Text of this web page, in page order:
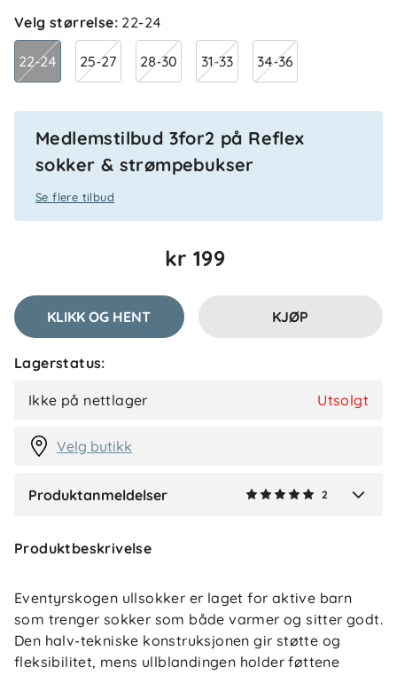
Velg størrelse: 22-24
22-24 25-27 28-30 31-33 34-36
Medlemstilbud 3for2 på Reflex
sokker & strømpebukser
Se flere tilbud
kr 199
KLIKK OG HENT KJØP
Lagerstatus:
Ikke på nettlager Utsolgt
Velg butikk
Produktanmeldelser 2
5.0
basert på 2 anmeldelser
5
4
3
1
Sorter etter Filtrer etter
1 måned siden
R
Produktbeskrivelse
Eventyrskogen ullsokker er laget for aktive barn
som trenger sokker som både varmer og sitter godt.
Den halv-tekniske konstruksjonen gir støtte og
fleksibilitet, mens ullblandingen holder føttene